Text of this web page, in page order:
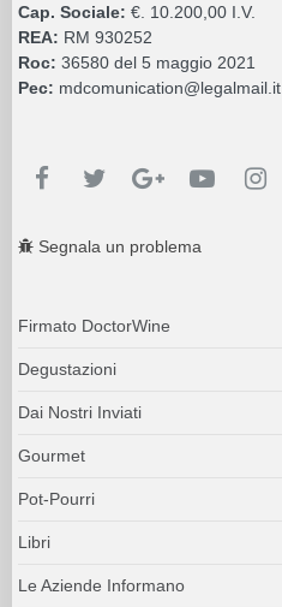
Cap. Sociale: €. 10.200,00 I.V.
REA: RM 930252
Roc: 36580 del 5 maggio 2021
Pec: mdcomunication@legalmail.it
Segnala un problema
Firmato DoctorWine
Degustazioni
Dai Nostri Inviati
Gourmet
Pot-Pourri
Libri
Le Aziende Informano